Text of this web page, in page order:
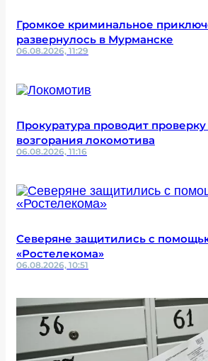
Громкое криминальное
развернулось в Мурманске
06.08.2026, 11:29
Прокуратура проводит
возгорания локомотива
06.08.2026, 11:16
Северяне защитились с
«Ростелекома»
06.08.2026, 10:51